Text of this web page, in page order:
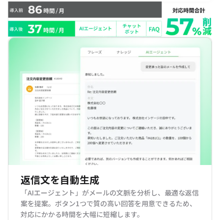
返信文を自動生成
「AIエージェント」がメールの文脈を分析し、最適な返信
案を提案。ボタン1つで質の高い回答を用意できるため、
対応にかかる時間を大幅に短縮します。